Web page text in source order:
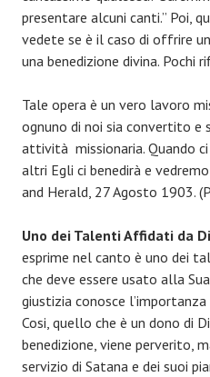
presentare alcuni canti.” Poi,
vedete se è il caso di offrire
una benedizione divina. Pochi
Tale opera è un vero lavoro
ognuno di noi sia convertito e
attività missionaria. Quando
altri Egli ci benedirà e
and Herald, 27 Agosto 1903.
Uno dei Talenti Affidati da
esprime nel canto è uno dei
che deve essere usato alla
giustizia conosce
Cosi, quello che è un dono di
benedizione, viene perverito,
servizio di Satana e dei suoi